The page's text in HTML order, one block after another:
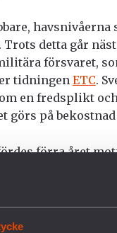
detta går
försvaret,
tidningen ETC.
en fredsplikt
görs på
förra året
inte
för